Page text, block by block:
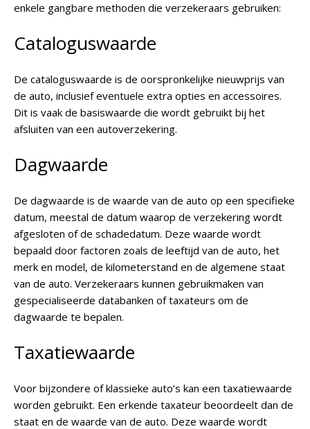
enkele gangbare methoden die verzekeraars gebruiken:
Cataloguswaarde
De cataloguswaarde is de oorspronkelijke nieuwprijs van
de auto, inclusief eventuele extra opties en accessoires.
Dit is vaak de basiswaarde die wordt gebruikt bij het
afsluiten van een autoverzekering.
Dagwaarde
De dagwaarde is de waarde van de auto op een specifieke
datum, meestal de datum waarop de verzekering wordt
afgesloten of de schadedatum. Deze waarde wordt
bepaald door factoren zoals de leeftijd van de auto, het
merk en model, de kilometerstand en de algemene staat
van de auto. Verzekeraars kunnen gebruikmaken van
gespecialiseerde databanken of taxateurs om de
dagwaarde te bepalen.
Taxatiewaarde
Voor bijzondere of klassieke auto’s kan een taxatiewaarde
worden gebruikt. Een erkende taxateur beoordeelt dan de
staat en de waarde van de auto. Deze waarde wordt